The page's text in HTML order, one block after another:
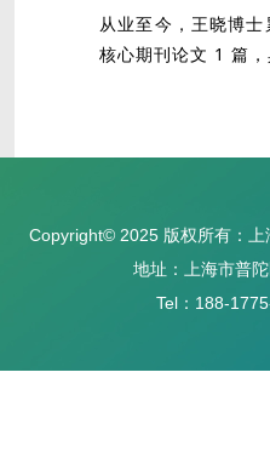
从业至今，王晓博
核心期刊论文 1 篇
Copyright© 2025 版权所有：
地址：上海市普
Tel：188-